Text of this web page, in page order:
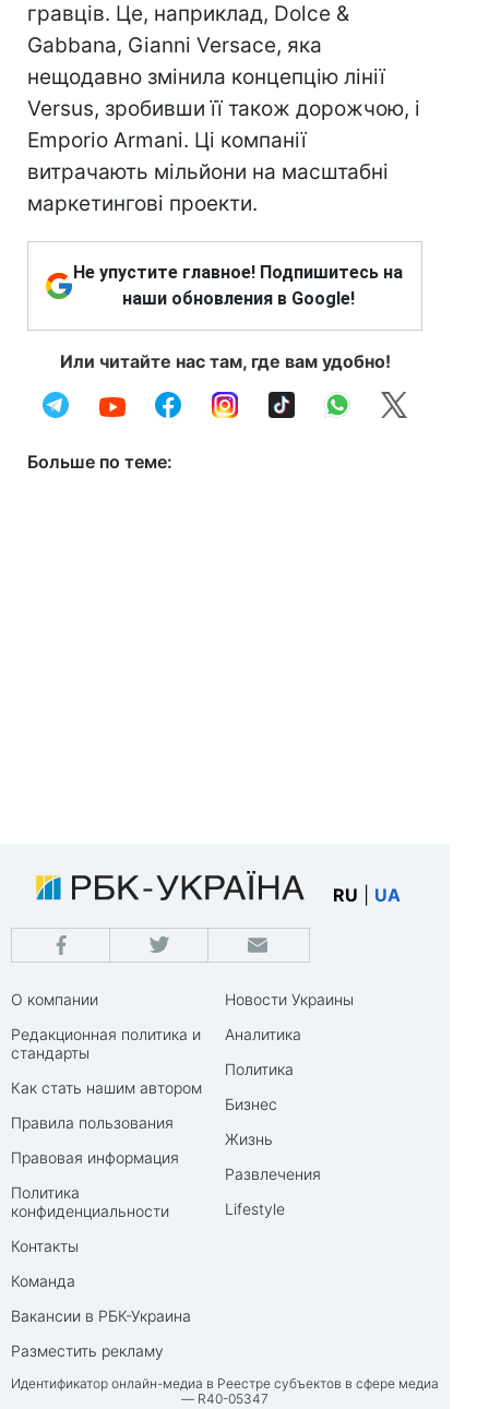
гравців. Це, наприклад, Dolce &
Gabbana, Gianni Versace, яка
нещодавно змінила концепцію лінії
Versus, зробивши її також дорожчою, і
Emporio Armani. Ці компанії
витрачають мільйони на масштабні
маркетингові проекти.
Не упустите главное! Подпишитесь на
наши обновления в Google!
Или читайте нас там, где вам удобно!
Больше по теме:
RU UA
О компании
Редакционная политика и
стандарты
Как стать нашим автором
Правила пользования
Правовая информация
Политика
конфиденциальности
Контакты
Команда
Вакансии в РБК-Украина
Разместить рекламу
Новости Украины
Аналитика
Политика
Бизнес
Жизнь
Развлечения
Lifestyle
Идентификатор онлайн-медиа в Реестре субъектов в сфере медиа
— R40-05347